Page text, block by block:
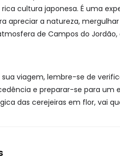
cultura japonesa. É uma
apreciar a natureza,
de Campos do
viagem, lembre-se de
e preparar-se para um
das cerejeiras em flor, vai